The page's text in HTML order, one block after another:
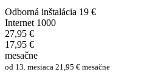
Odborná inštalácia 19 €
Internet 1000
27,95 €
17,95 €
mesačne
od 13. mesiaca 21,95 € mesačne